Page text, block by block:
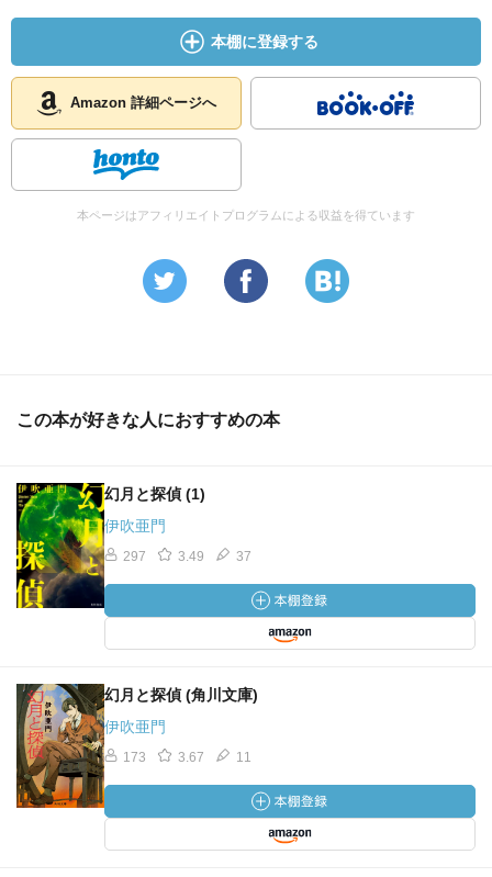
本棚に登録する
Amazon 詳細ページへ
本ページはアフィリエイトプログラムによる収益を得ています
この本が好きな人におすすめの本
幻月と探偵 (1)
伊吹亜門
297 3.49 37
幻月と探偵 (角川文庫)
伊吹亜門
173 3.67 11